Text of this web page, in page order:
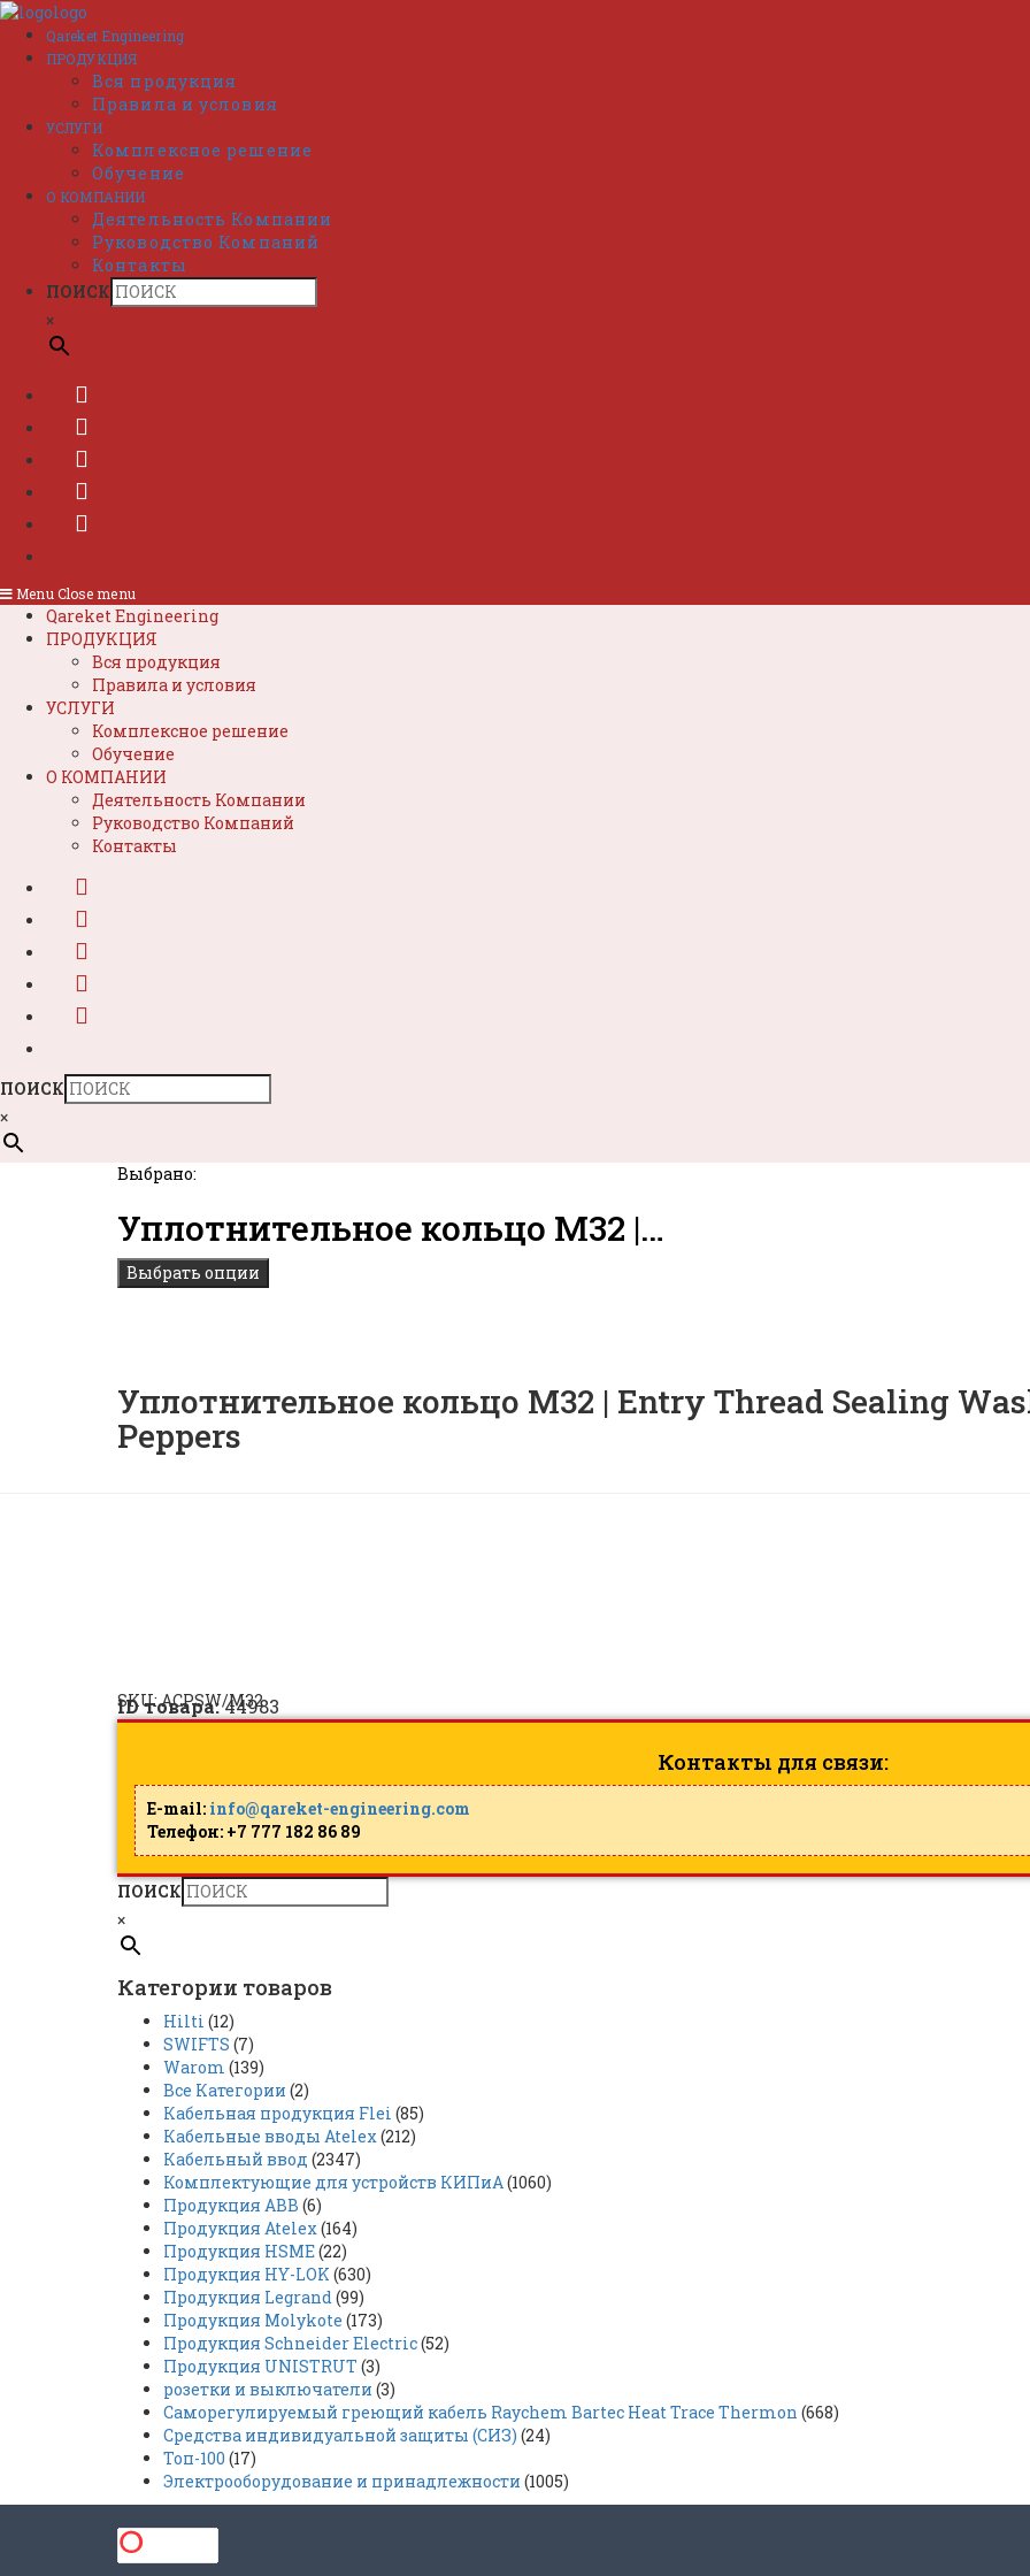
Перейти
содержимому
Qareket Engineering
ПРОДУКЦИЯ
Вся продукция
Правила и условия
УСЛУГИ
Комплексное решение
Обучение
О КОМПАНИИ
Деятельность Компании
Руководство Компаний
Контакты
ПОИСК
×
Menu Close menu
Qareket Engineering
ПРОДУКЦИЯ
Вся продукция
Правила и условия
УСЛУГИ
Комплексное решение
Обучение
О КОМПАНИИ
Деятельность Компании
Руководство Компаний
Контакты
ПОИСК
×
Выбрано:
Уплотнительное кольцо M32 |…
Выбрать опции
Уплотнительное кольцо M32 | Entry Thread Sealing
Peppers
SKU:ACPSW/M32
ID товара:44983
Контакты для связи:
E-mail: info@qareket-engineering.com
Телефон: +7 777 182 86 89
ПОИСК
×
Категории товаров
Hilti (12)
SWIFTS (7)
Warom (139)
Все Категории (2)
Кабельная продукция Flei (85)
Кабельные вводы Atelex(212)
Кабельный ввод (2347)
Комплектующие для устройств КИПиА(1060)
Продукция ABB (6)
Продукция Atelex(164)
Продукция HSME(22)
Продукция HY-LOK (630)
Продукция Legrand(99)
Продукция Molykote (173)
Продукция Schneider Electric(52)
Продукция UNISTRUT (3)
розетки и выключатели (3)
Саморегулируемый греющий кабель Raychem Bartec Heat Trace Thermon (668)
Средства индивидуальной защиты (СИЗ) (24)
Топ-100 (17)
Электрооборудование и принадлежности (1005)